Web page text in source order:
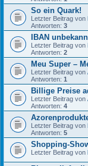
So ein Quark!
Letzter Beitrag von
Antworten: 3
IBAN
Letzter Beitrag von
Antworten: 2
Meu Super –
Letzter Beitrag von
Antworten: 1
Billige Preise
Letzter Beitrag von
Antworten: 4
Letzter Beitrag von
Antworten: 5
Shopping-
Letzter Beitrag von